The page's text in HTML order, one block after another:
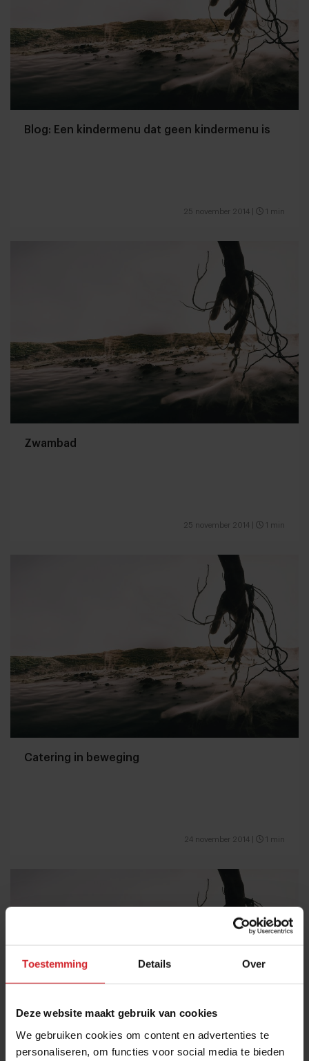
Toestemming Details Over
Deze website maakt gebruik van cookies
We gebruiken cookies om content en advertenties te
personaliseren, om functies voor social media te bieden
Blog: Een kindermenu dat geen kindermenu is
25 november 2014 1 min
Zwambad
25 november 2014 1 min
Catering in beweging
24 november 2014 1 min